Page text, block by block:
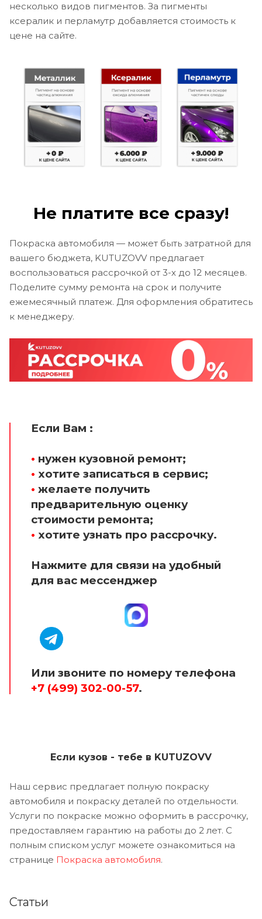
несколько видов пигментов. За пигменты
ксералик и перламутр добавляется стоимость к
цене на сайте.
Не платите все сразу!
Покраска автомобиля — может быть затратной для
вашего бюджета, KUTUZOVV предлагает
воспользоваться рассрочкой от 3-х до 12 месяцев.
Поделите сумму ремонта на срок и получите
ежемесячный платеж. Для оформления обратитесь
к менеджеру.
Если Вам :
• нужен кузовной ремонт;
• хотите записаться в сервис;
• желаете получить
предварительную оценку
стоимости ремонта;
• хотите узнать про рассрочку.
Нажмите для связи на удобный
для вас мессенджер
Или звоните по номеру телефона
+7 (499) 302-00-57.
Если кузов - тебе в KUTUZOVV
Наш сервис предлагает полную покраску
автомобиля и покраску деталей по отдельности.
Услуги по покраске можно оформить в рассрочку,
предоставляем гарантию на работы до 2 лет. С
полным списком услуг можете ознакомиться на
странице Покраска автомобиля.
Статьи